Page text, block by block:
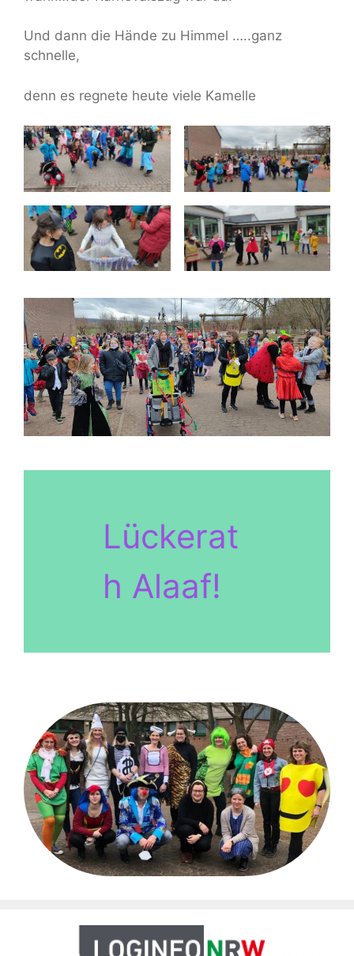
Und dann die Hände zu Himmel …..ganz
schnelle,
denn es regnete heute viele Kamelle
Lückerat
h Alaaf!